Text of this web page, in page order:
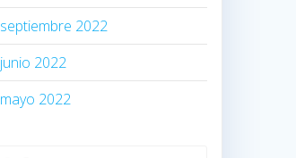
septiembre 2022
junio 2022
mayo 2022